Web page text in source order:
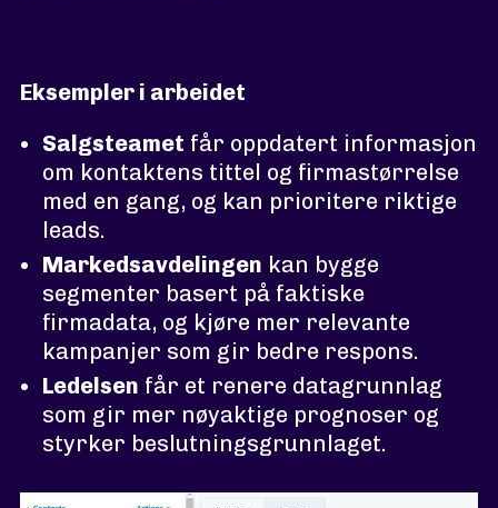
Eksempler i arbeidet
Salgsteamet får oppdatert informasjon
om kontaktens tittel og firmastørrelse
med en gang, og kan prioritere riktige
leads.
Markedsavdelingen kan bygge
segmenter basert på faktiske
firmadata, og kjøre mer relevante
kampanjer som gir bedre respons.
Ledelsen får et renere datagrunnlag
som gir mer nøyaktige prognoser og
styrker beslutningsgrunnlaget.